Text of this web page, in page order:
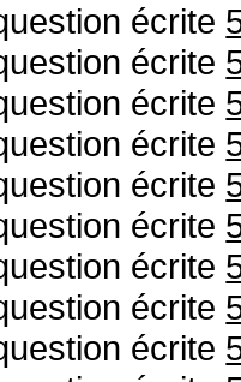
écrite
écrite
écrite
écrite
écrite
écrite
écrite
écrite
écrite